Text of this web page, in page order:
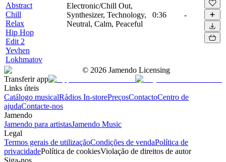
Abstract
Chill
Relax
Hip Hop
Edit 2
Yevhen
Lokhmatov
Electronic/Chill Out,
Synthesizer, Technology,
Neutral, Calm, Peaceful
0:36 -
© 2026 Jamendo Licensing
Transferir app
Links úteis
Catálogo musicalRádios In-storePreçosContactoCentro de
ajudaContacte-nos
Jamendo
Jamendo para artistasJamendo Music
Legal
Termos gerais de utilizaçãoCondições de vendaPolítica de
privacidadePolítica de cookiesViolação de direitos de autor
Siga-nos